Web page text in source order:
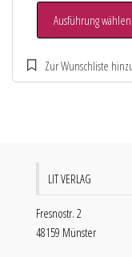
Ausführung wählen
LIT VERLAG
Fresnostr. 2
48159 Münster